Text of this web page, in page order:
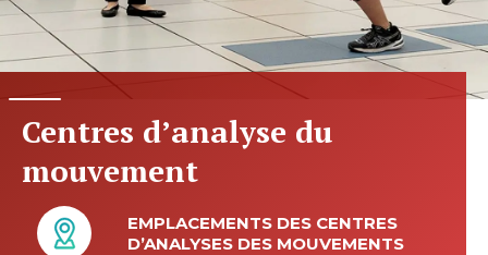
Centres d’analyse du
mouvement
EMPLACEMENTS DES CENTRES
D’ANALYSES DES MOUVEMENTS